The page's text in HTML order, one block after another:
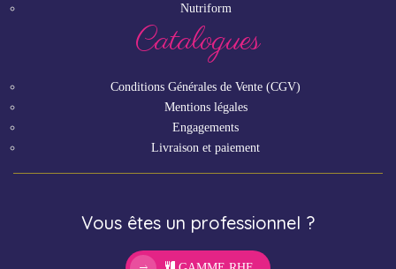
Nutriform
Catalogues
Conditions Générales de Vente (CGV)
Mentions légales
Engagements
Livraison et paiement
Vous êtes un professionnel ?